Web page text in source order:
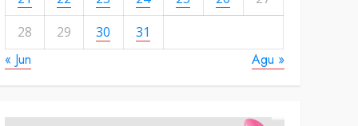
28
29 30 31
« Jun Agu »